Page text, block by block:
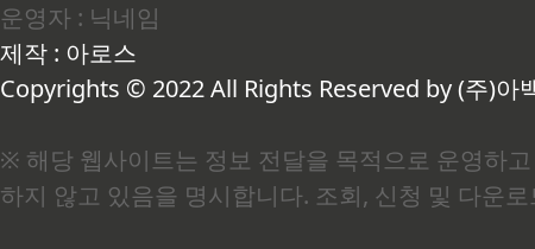
운영자 : 닉네임
제작 : 아로스
Copyrights © 2022 All Rights Reserved by (주)아
※ 해당 웹사이트는 정보 전달을 목적으로 운영하
하지 않고 있음을 명시합니다. 조회, 신청 및 다운